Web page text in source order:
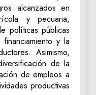
alcanzados en
y pecuaria,
políticas públicas
y la
Asimismo,
de la
de empleos a
productivas